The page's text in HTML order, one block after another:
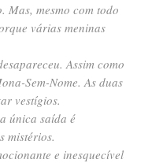
Mas, mesmo com todo
várias meninas
Assim como
Sem-Nome. As duas
vestígios.
única saída é
mistérios.
e inesquecível